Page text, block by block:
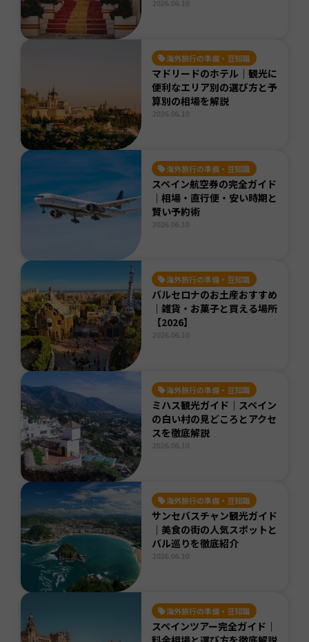
海外旅行の準備・豆知識
マドリードのホテル｜観光に
便利なエリア別の選び方と予
算別の相場を解説
海外旅行の準備・豆知識
スペイン航空券の完全ガイド
｜相場・直行便・安い時期と
賢い予約術
海外旅行の準備・豆知識
バルセロナのお土産おすすめ
｜雑貨・お菓子と買える場所
【2026】
海外旅行の準備・豆知識
ミハス観光ガイド｜スペイン
の白い村の見どころとアクセ
スを徹底解説
海外旅行の準備・豆知識
サンセバスチャン観光ガイド
｜美食の街の人気スポットと
バル巡りを徹底紹介
海外旅行の準備・豆知識
スペインツアー完全ガイド｜